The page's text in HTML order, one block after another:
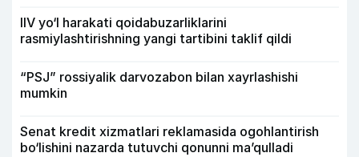
IIV yo‘l harakati qoidabuzarliklarini
rasmiylashtirishning yangi tartibini taklif qildi
“PSJ” rossiyalik darvozabon bilan xayrlashishi
mumkin
Senat kredit xizmatlari reklamasida ogohlantirish
bo‘lishini nazarda tutuvchi qonunni ma’qulladi